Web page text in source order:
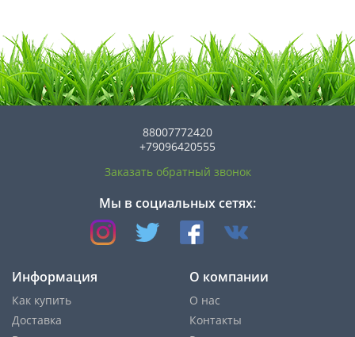
88007772420
+79096420555
Заказать обратный звонок
Мы в социальных сетях:
Информация
Как купить
Доставка
О компании
О нас
Контакты